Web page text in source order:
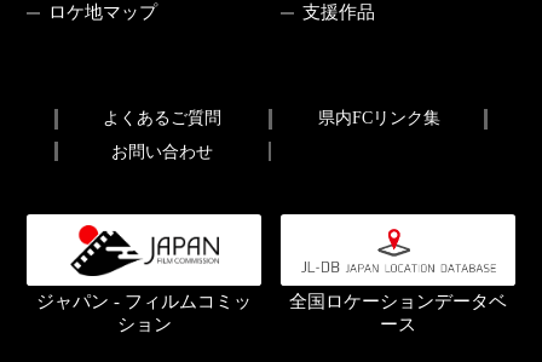
ロケ地マップ
支援作品
よくあるご質問
県内FCリンク集
お問い合わせ
ジャパン - フィルムコミッ
ション
全国ロケーションデータベ
ース